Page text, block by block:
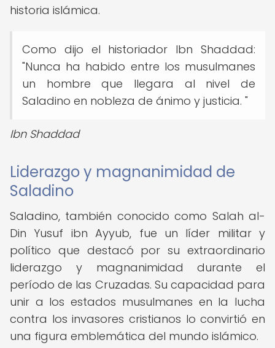
historia islámica.
Como dijo el historiador Ibn Shaddad:
"Nunca ha habido entre los musulmanes
un hombre que llegara al nivel de
Saladino en nobleza de ánimo y justicia. "
Ibn Shaddad
Liderazgo y magnanimidad de
Saladino
Saladino, también conocido como Salah al-
Din Yusuf ibn Ayyub, fue un líder militar y
político que destacó por su extraordinario
liderazgo y magnanimidad durante el
período de las Cruzadas. Su capacidad para
unir a los estados musulmanes en la lucha
contra los invasores cristianos lo convirtió en
una figura emblemática del mundo islámico.